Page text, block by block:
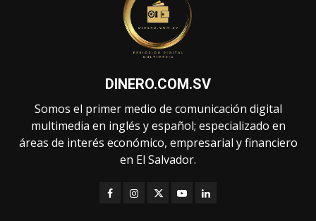
DINERO.COM.SV
Somos el primer medio de comunicación digital
multimedia en inglés y español; especializado en
áreas de interés económico, empresarial y financiero
en El Salvador.